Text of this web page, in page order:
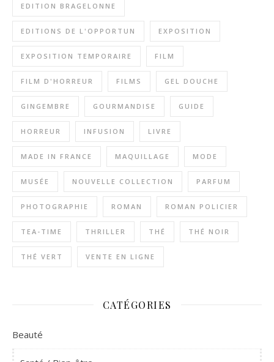
EDITION BRAGELONNE
EDITIONS DE L'OPPORTUN EXPOSITION
EXPOSITION TEMPORAIRE FILM
FILM D'HORREUR FILMS GEL DOUCHE
GINGEMBRE GOURMANDISE GUIDE
HORREUR INFUSION LIVRE
MADE IN FRANCE MAQUILLAGE MODE
MUSÉE NOUVELLE COLLECTION PARFUM
PHOTOGRAPHIE ROMAN ROMAN POLICIER
TEA-TIME THRILLER THÉ THÉ NOIR
THÉ VERT VENTE EN LIGNE
CATÉGORIES
Beauté